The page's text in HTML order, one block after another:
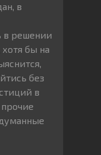
в
в решении
бы на
без
в